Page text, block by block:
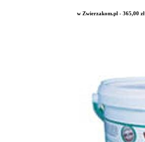
w Zwierzakom.pl - 365,00 zł